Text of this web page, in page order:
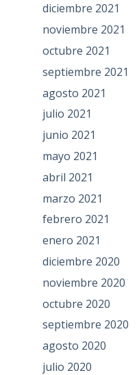
diciembre 2021
noviembre 2021
octubre 2021
septiembre 2021
agosto 2021
julio 2021
junio 2021
mayo 2021
abril 2021
marzo 2021
febrero 2021
enero 2021
diciembre 2020
noviembre 2020
octubre 2020
septiembre 2020
agosto 2020
julio 2020